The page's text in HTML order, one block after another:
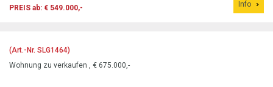
PREIS ab: € 549.000,- Info
(Art.-Nr. SLG1464)
Wohnung zu verkaufen , € 675.000,-